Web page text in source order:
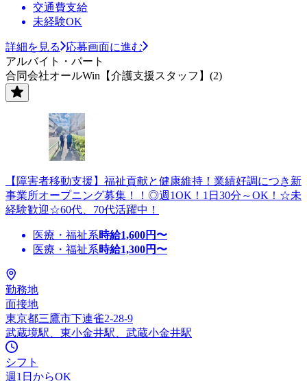
交通費支給
未経験OK
詳細を見る
応募画面に進む
アルバイト・パート
合同会社オールWin【介護支援スタッフ】(2)
【障害者移動支援】福祉貢献と健康維持！業績好調につき新
事業所オープニング募集！！◎週1OK！1日30分～OK！☆未
経験歓迎☆60代、70代活躍中！
医療・福祉系時給1,600円〜
医療・福祉系時給1,300円〜
勤務地
面接地
東京都三鷹市下連雀2-28-9
武蔵境駅、東小金井駅、武蔵小金井駅
シフト
週1日からOK